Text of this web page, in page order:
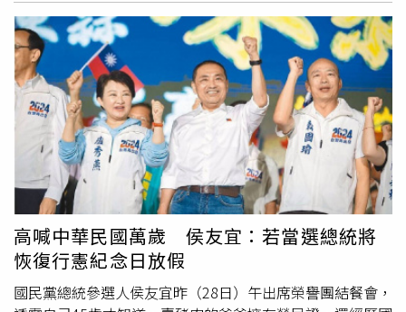
高喊中華民國萬歲 侯友宜：若當選總統將
恢復行憲紀念日放假
國民黨總統參選人侯友宜昨（28日）午出席榮譽團結餐會，